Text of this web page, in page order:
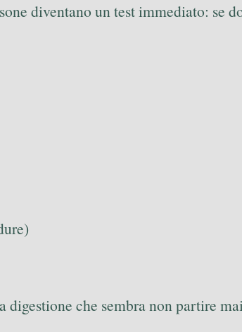
diventano un test immediato: se
digestione che sembra non partire